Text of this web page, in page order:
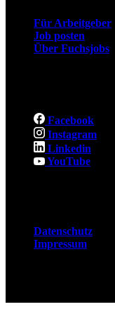
Für Arbeitgeber
Job posten
Über Fuchsjobs
Facebook
Instagram
Linkedin
YouTube
Datenschutz
Impressum